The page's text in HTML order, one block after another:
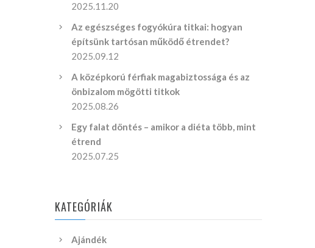
2025.11.20
Az egészséges fogyókúra titkai: hogyan
építsünk tartósan működő étrendet?
2025.09.12
A középkorú férfiak magabiztossága és az
önbizalom mögötti titkok
2025.08.26
Egy falat döntés – amikor a diéta több, mint
étrend
2025.07.25
KATEGÓRIÁK
Ajándék